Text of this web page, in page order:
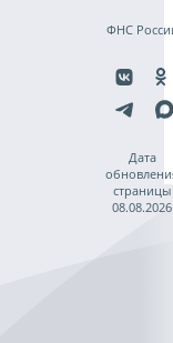
ФНС
Дата
страницы
08.08.2026